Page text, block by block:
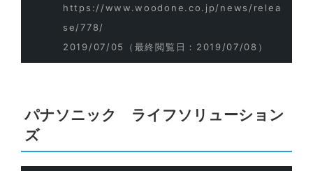
https://www.woodone.co.jp/news/relea
se/778/
2019/07/05
（最終閲覧日：2019/07/08）
パナソニック ライフソリューション
ズ